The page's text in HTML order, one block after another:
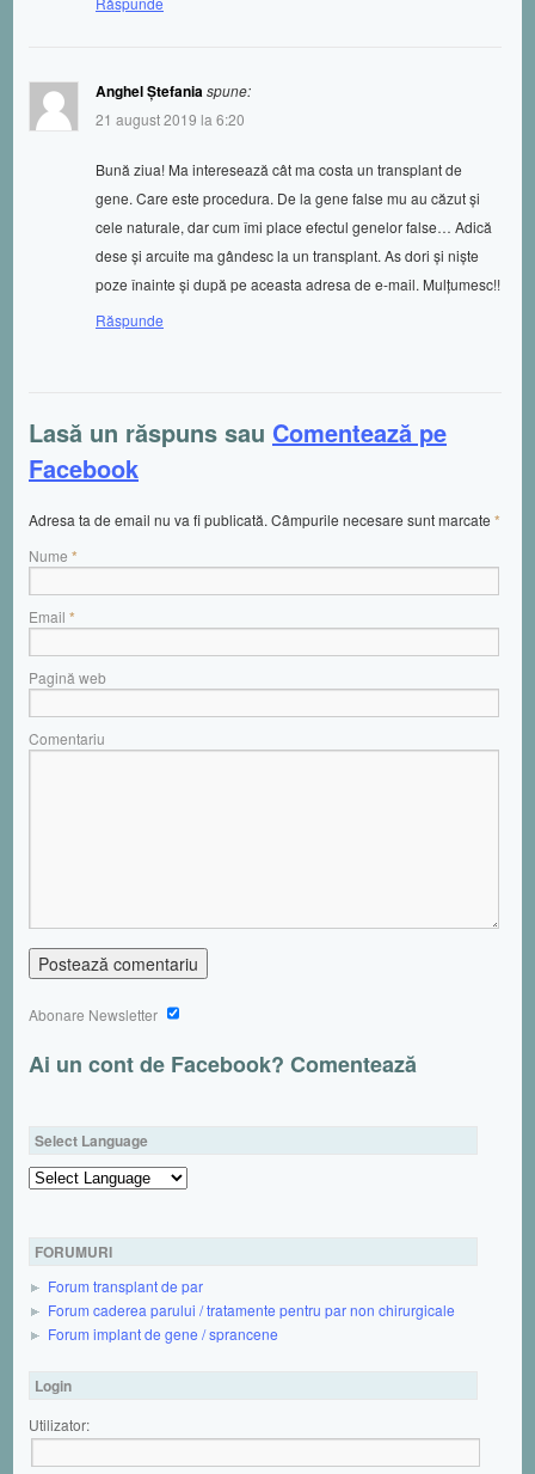
Anghel Ștefaniaspune:
21 august 2019 la 6:20
Bună ziua! Ma interesează cât ma costa un transplant de
gene. Care este procedura. De la gene false mu au căzut și
cele naturale, dar cum îmi place efectul genelor false… Adică
dese și arcuite ma gândesc la un transplant. As dori și niște
poze înainte și după pe aceasta adresa de e-mail. Mulțumesc!!
Răspunde
Lasă un răspuns sau Comentează pe
Facebook
Adresa ta de email nu va fi publicată. Câmpurile necesare sunt marcate *
Nume *
Email *
Pagină web
Comentariu
Abonare Newsletter
Ai un cont de Facebook? Comentează
Select Language
FORUMURI
Forum transplant de par
Forum caderea parului / tratamente pentru par non chirurgicale
Forum implant de gene / sprancene
Login
Utilizator: